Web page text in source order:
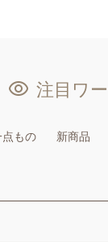
注目ワ
点もの 新商品